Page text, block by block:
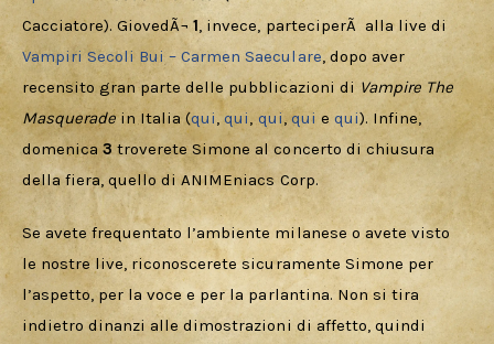
Cacciatore). GiovedÃ¬ 1, invece, parteciperÃ  alla live di
Vampiri Secoli Bui – Carmen Saeculare, dopo aver
recensito gran parte delle pubblicazioni di Vampire The
Masquerade in Italia (qui, qui, qui, qui e qui). Infine,
domenica 3 troverete Simone al concerto di chiusura
della fiera, quello di ANIMEniacs Corp.
Se avete frequentato l’ambiente milanese o avete visto
le nostre live, riconoscerete sicuramente Simone per
l’aspetto, per la voce e per la parlantina. Non si tira
indietro dinanzi alle dimostrazioni di affetto, quindi